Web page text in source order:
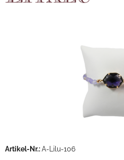
Artikel-Nr.:A-Lilu-106